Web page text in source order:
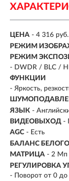
ЦЕНА - 4 316 руб.
РЕЖИМ
РЕЖИМ
- DWDR / BLC /
ФУНКЦИИ
- Яркость,
ЯЗЫК -
ВИДЕОВЫХОД -
AGC - Есть
БАЛАНС БЕЛОГО
МАТРИЦА - 2 Мп
РЕГУЛИРОВКА
- Поворот от 0 до